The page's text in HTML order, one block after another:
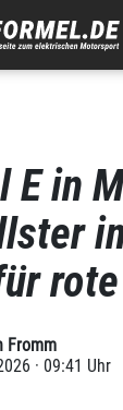
E in
Fromm
· 09:41 Uhr